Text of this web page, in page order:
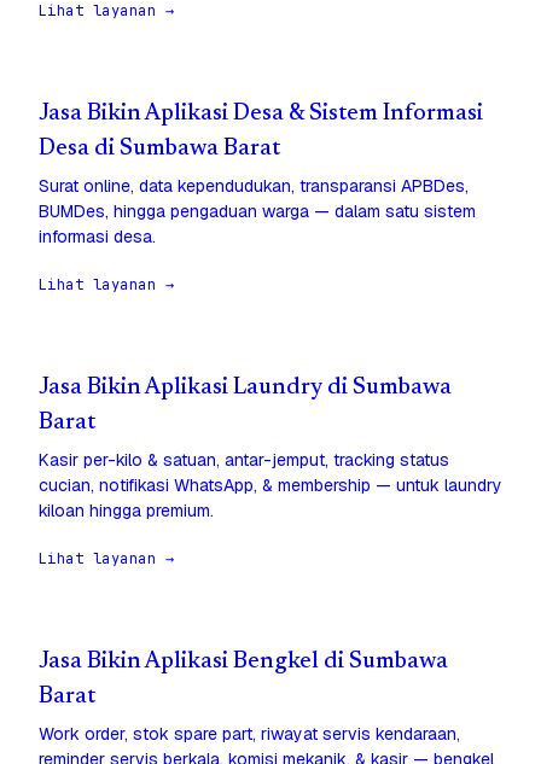
Lihat layanan →
Jasa Bikin Aplikasi Desa & Sistem Informasi
Desa di Sumbawa Barat
Surat online, data kependudukan, transparansi APBDes,
BUMDes, hingga pengaduan warga — dalam satu sistem
informasi desa.
Lihat layanan →
Jasa Bikin Aplikasi Laundry di Sumbawa
Barat
Kasir per-kilo & satuan, antar-jemput, tracking status
cucian, notifikasi WhatsApp, & membership — untuk laundry
kiloan hingga premium.
Lihat layanan →
Jasa Bikin Aplikasi Bengkel di Sumbawa
Barat
Work order, stok spare part, riwayat servis kendaraan,
reminder servis berkala, komisi mekanik, & kasir — bengkel